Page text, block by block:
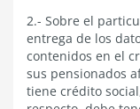
2.- Sobre el
entrega de los
contenidos en el
sus pensionados
tiene crédito